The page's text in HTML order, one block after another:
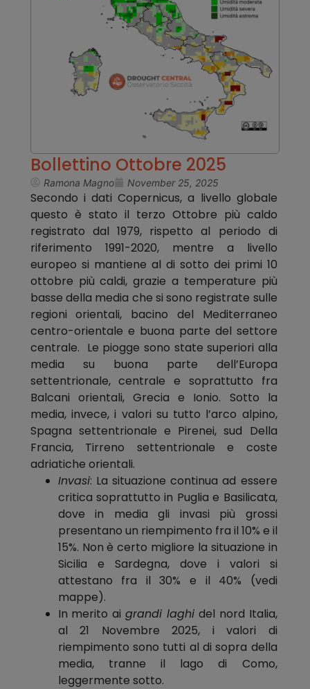
Bollettino Ottobre 2025
Ramona Magno November 25, 2025
Secondo i dati Copernicus, a livello globale
questo è stato il terzo Ottobre più caldo
registrato dal 1979, rispetto al periodo di
riferimento 1991-2020, mentre a livello
europeo si mantiene al di sotto dei primi 10
ottobre più caldi, grazie a temperature più
basse della media che si sono registrate sulle
regioni orientali, bacino del Mediterraneo
centro-orientale e buona parte del settore
centrale. Le piogge sono state superiori alla
media su buona parte dell’Europa
settentrionale, centrale e soprattutto fra
Balcani orientali, Grecia e Ionio. Sotto la
media, invece, i valori su tutto l’arco alpino,
Spagna settentrionale e Pirenei, sud Della
Francia, Tirreno settentrionale e coste
adriatiche orientali.
Invasi: La situazione continua ad essere
critica soprattutto in Puglia e Basilicata,
dove in media gli invasi più grossi
presentano un riempimento fra il 10% e il
15%. Non è certo migliore la situazione in
Sicilia e Sardegna, dove i valori si
attestano fra il 30% e il 40% (vedi
mappe).
In merito ai grandi laghidel nord Italia,
al 21 Novembre 2025, i valori di
riempimento sono tutti al di sopra della
media, tranne il lago di Como,
leggermente sotto.